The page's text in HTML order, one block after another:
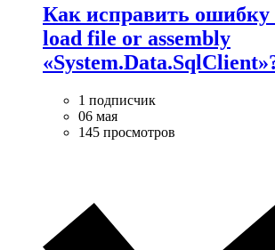
Как исправить ошибку
load file or assembly
1 подписчик
06 мая
145 просмотров